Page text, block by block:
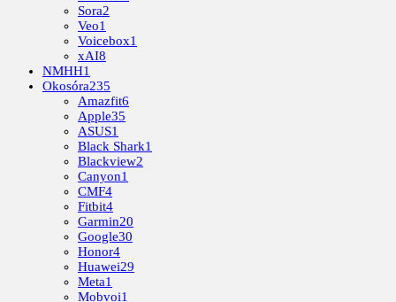
Sora2
Veo1
Voicebox1
xAI8
NMHH1
Okosóra235
Amazfit6
Apple35
ASUS1
Black Shark1
Blackview2
Canyon1
CMF4
Fitbit4
Garmin20
Google30
Honor4
Huawei29
Meta1
Mobvoi1